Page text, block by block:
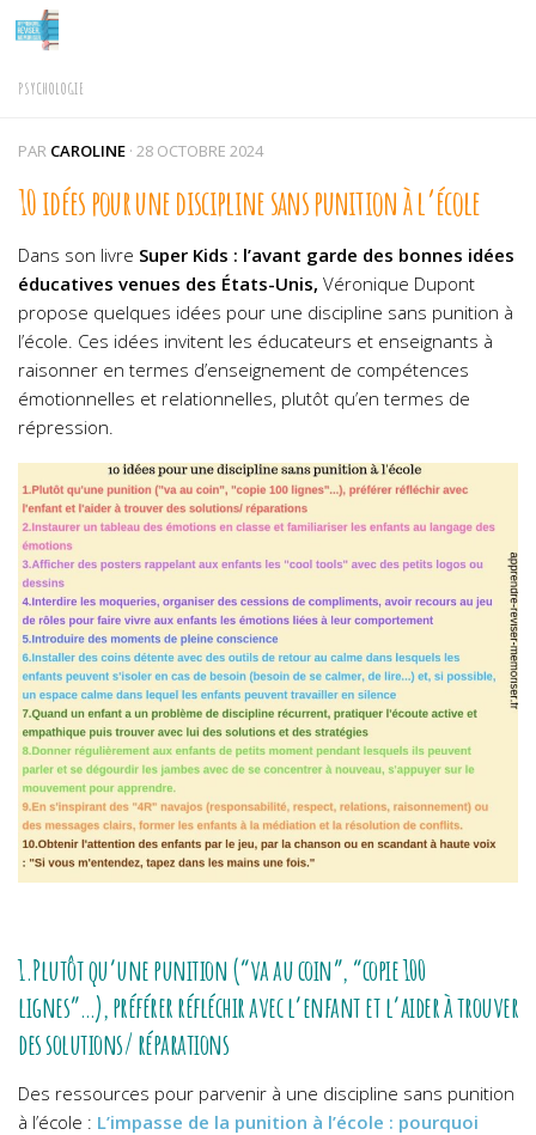
Skip to content
PSYCHOLOGIE
PAR CAROLINE · 28 OCTOBRE 2024
10 idées pour une discipline sans punition à l’école
Dans son livre Super Kids : l’avant garde des bonnes idées
éducatives venues des États-Unis, Véronique Dupont
propose quelques idées pour une discipline sans punition à
l’école. Ces idées invitent les éducateurs et enseignants à
raisonner en termes d’enseignement de compétences
émotionnelles et relationnelles, plutôt qu’en termes de
répression.
1.Plutôt qu’une punition (“va au coin”, “copie 100
lignes”…), préférer réfléchir avec l’enfant et l’aider à trouver
des solutions/ réparations
Des ressources pour parvenir à une discipline sans punition
à l’école : L’impasse de la punition à l’école : pourquoi